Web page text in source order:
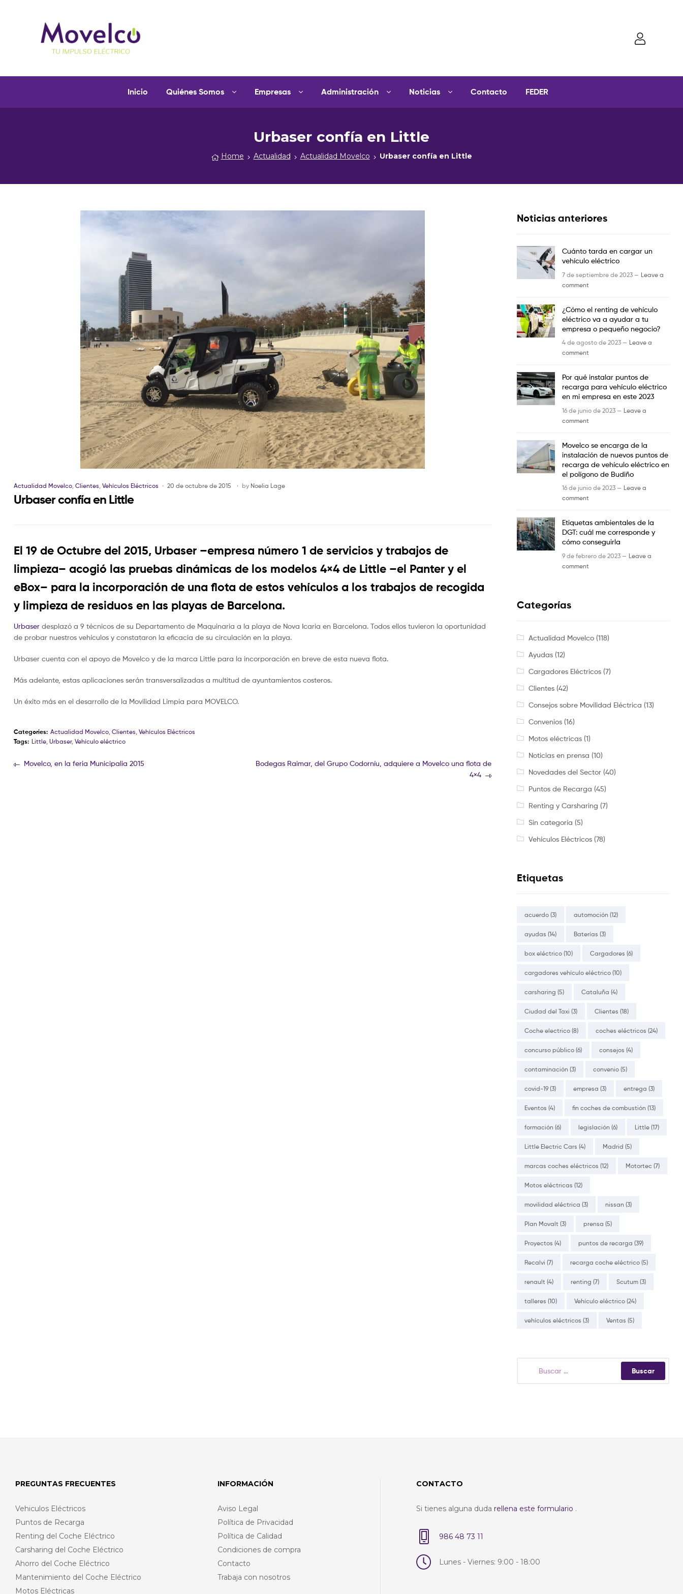
y
Inicio Quiénes Somos Empresas Administración Noticias Contacto FEDER
Urbaser confía en Little
Home Actualidad Actualidad Movelco Urbaser confía en Little
Actualidad Movelco, Clientes, Vehículos Eléctricos 20 de octubre de 2015 by Noelia Lage
Urbaser confía en Little
El 19 de Octubre del 2015, Urbaser –empresa número 1 de servicios y trabajos de
limpieza– acogió las pruebas dinámicas de los modelos 4×4 de Little –el Panter y el
eBox– para la incorporación de una flota de estos vehículos a los trabajos de recogida
y limpieza de residuos en las playas de Barcelona.
Urbaser desplazó a 9 técnicos de su Departamento de Maquinaria a la playa de Nova Icaria en Barcelona. Todos ellos tuvieron la oportunidad
de probar nuestros vehículos y constataron la eficacia de su circulación en la playa.
Urbaser cuenta con el apoyo de Movelco y de la marca Little para la incorporación en breve de esta nueva flota.
Más adelante, estas aplicaciones serán transversalizadas a multitud de ayuntamientos costeros.
Un éxito más en el desarrollo de la Movilidad Limpia para MOVELCO.
Categories: Actualidad Movelco, Clientes, Vehículos Eléctricos
Tags: Little, Urbaser, Vehículo eléctrico
Movelco, en la feria Municipalia 2015
Bodegas Raimar, del Grupo Codorníu, adquiere a Movelco una flota de
4×4
Noticias anteriores
Cuánto tarda en cargar un
vehículo eléctrico
7 de septiembre de 2023 — Leave a
comment
¿Cómo el renting de vehículo
eléctrico va a ayudar a tu
empresa o pequeño negocio?
4 de agosto de 2023 — Leave a
comment
Por qué instalar puntos de
recarga para vehículo eléctrico
en mi empresa en este 2023
16 de junio de 2023 — Leave a
comment
Movelco se encarga de la
instalación de nuevos puntos de
recarga de vehículo eléctrico en
el polígono de Budiño
16 de junio de 2023 — Leave a
comment
Etiquetas ambientales de la
DGT: cuál me corresponde y
cómo conseguirla
9 de febrero de 2023 — Leave a
comment
Categorías
Actualidad Movelco(118)
Ayudas(12)
Cargadores Eléctricos(7)
Clientes(42)
Consejos sobre Movilidad Eléctrica (13)
Convenios(16)
Motos eléctricas(1)
Noticias en prensa (10)
Novedades del Sector(40)
Puntos de Recarga (45)
Renting y Carsharing (7)
Sin categoría (5)
Vehículos Eléctricos(78)
Etiquetas
acuerdo (3) automoción (12)
ayudas (14) Baterías (3)
box eléctrico (10) Cargadores (6)
cargadores vehículo eléctrico (10)
carsharing (5) Cataluña (4)
Ciudad del Taxi (3) Clientes (18)
Coche electrico (8) coches eléctricos (24)
concurso público (6) consejos (4)
contaminación (3) convenio (5)
covid-19 (3) empresa (3) entrega (3)
Eventos (4) fin coches de combustión (13)
formación (6) legislación (6) Little (17)
Little Electric Cars (4) Madrid (5)
marcas coches eléctricos (12) Motortec (7)
Motos eléctricas (12)
movilidad eléctrica (3) nissan (3)
Plan Movalt (3) prensa (5)
Proyectos (4) puntos de recarga (39)
Recalvi (7) recarga coche eléctrico (5)
renault (4) renting (7) Scutum (3)
talleres (10) Vehículo eléctrico (24)
vehículos eléctricos (3) Ventas (5)
PREGUNTAS FRECUENTES
Vehiculos Eléctricos
Puntos de Recarga
Renting del Coche Eléctrico
Carsharing del Coche Eléctrico
Ahorro del Coche Eléctrico
Mantenimiento del Coche Eléctrico
Motos Eléctricas
INFORMACIÓN
Aviso Legal
Política de Privacidad
Política de Calidad
Condiciones de compra
Contacto
Trabaja con nosotros
CONTACTO
Si tienes alguna duda rellena este formulario .
986 48 73 11
Lunes - Viernes: 9:00 - 18:00